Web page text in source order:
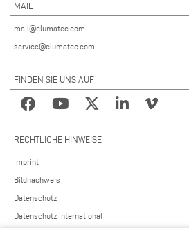
MAIL
mail@elumatec.com
service@elumatec.com
FINDEN SIE UNS AUF
RECHTLICHE HINWEISE
Imprint
Bildnachweis
Datenschutz
Datenschutz international